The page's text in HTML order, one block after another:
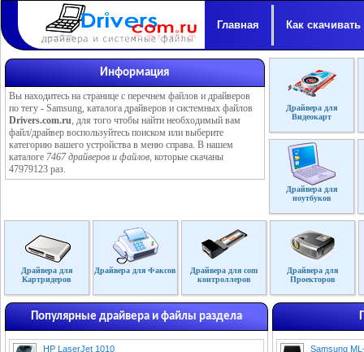
Главная Как скачивать
Информация
Вы находитесь на странице с перечнем файлов и драйверов
по тегу - Samsung, каталога драйверов и системных файлов
Drivers.com.ru, для того чтобы найти необходимый вам
файл/драйвер воспользуйтесь поиском или выберите
категорию вашего устройства в меню справа. В нашем
каталоге 7467 драйверов и файлов, которые скачаны
47979123 раз.
Драйвера для
Видеокарт
Драйвера для
ноутбуков
Драйвера для
Картридеров
Драйвера для Факсов
Драйвера для com
контроллеров
Драйвера для
Проекторов
Популярные драйвера и файлы раздела
HP LaserJet 1010 Samsung